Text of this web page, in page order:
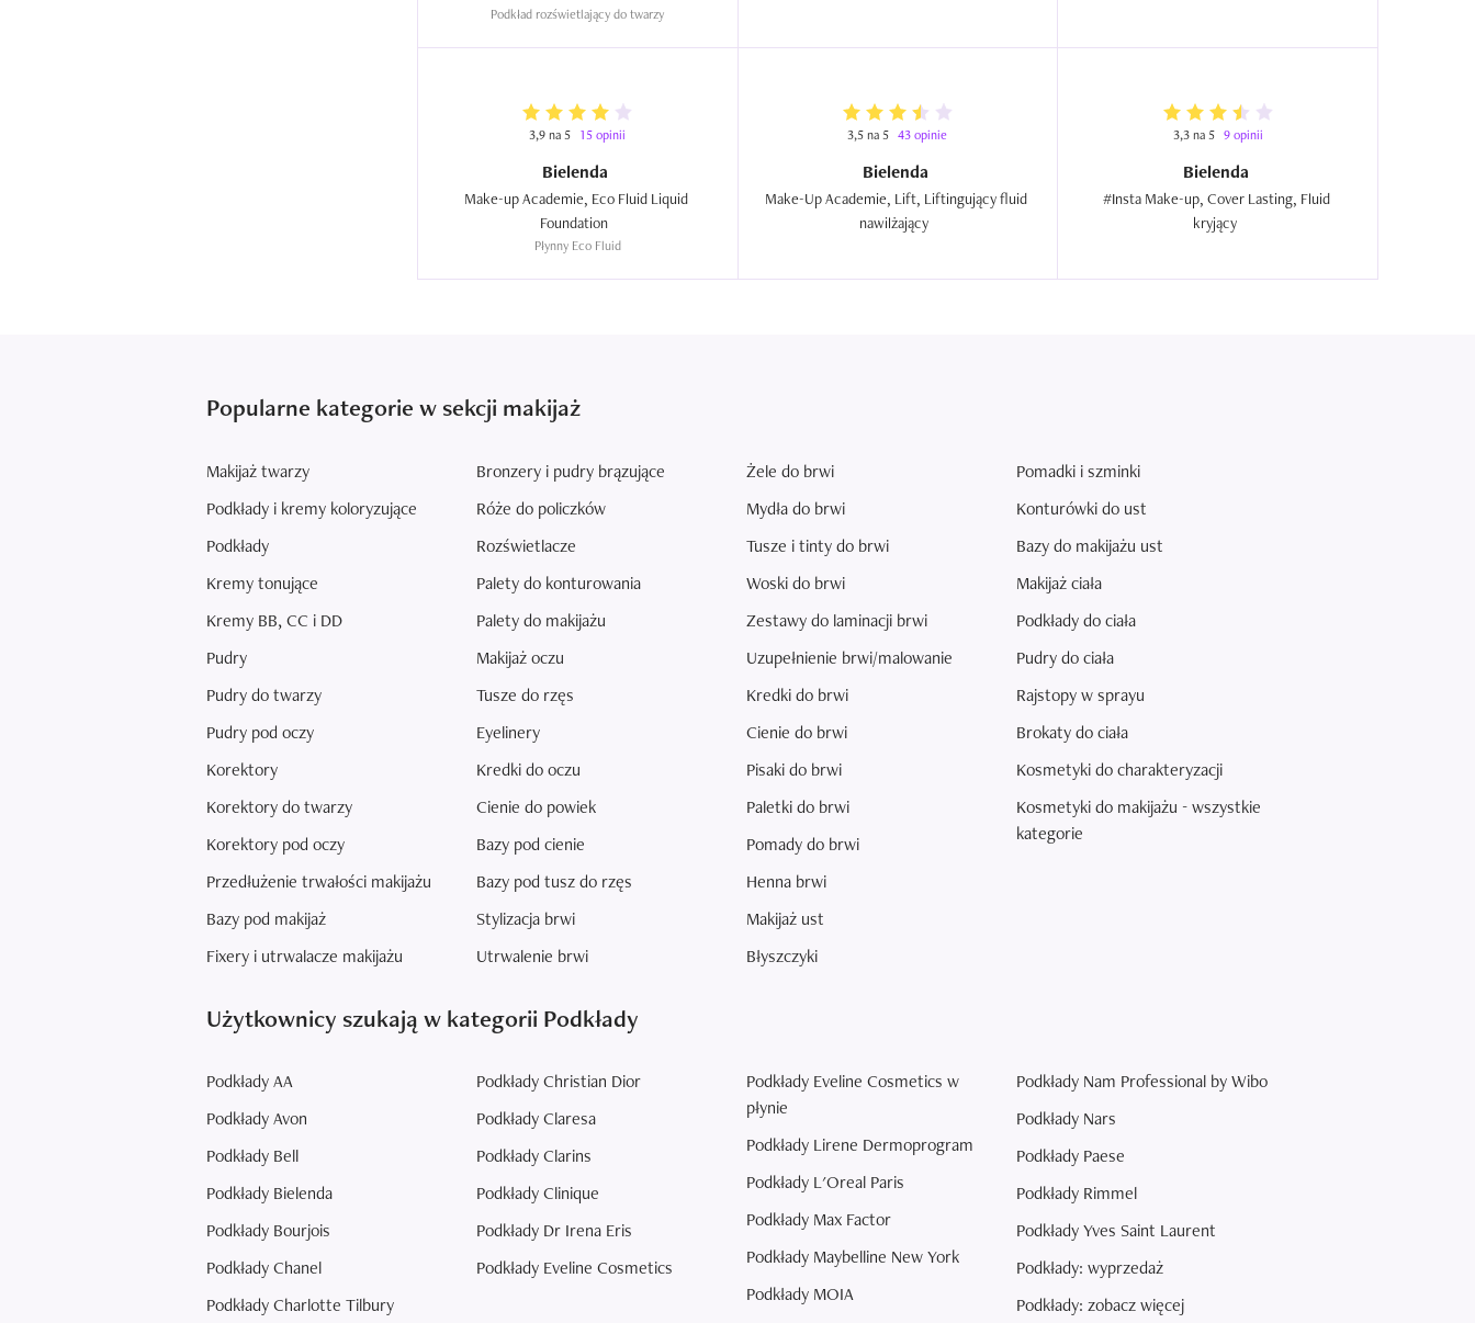
Podkład rozświetlający do twarzy
3,9 na 5 15 opinii
Bielenda
Make-up Academie, Eco Fluid Liquid
Płynny Eco Fluid
3,5 na 5 43 opinie
Bielenda
Make-Up Academie, Lift, Liftingujący fluid
3,3 na 5 9 opinii
Bielenda
#Insta Make-up, Cover Lasting, Fluid
Popularne kategorie w sekcji makijaż
Makijaż twarzy
Podkłady i kremy koloryzujące
Podkłady
Kremy tonujące
Kremy BB, CC i DD
Pudry
Pudry do twarzy
Pudry pod oczy
Korektory
Korektory do twarzy
Korektory pod oczy
Przedłużenie trwałości makijażu
Bazy pod makijaż
Fixery i utrwalacze makijażu
Bronzery i pudry brązujące
Róże do policzków
Rozświetlacze
Palety do konturowania
Palety do makijażu
Makijaż oczu
Tusze do rzęs
Eyelinery
Kredki do oczu
Cienie do powiek
Bazy pod cienie
Bazy pod tusz do rzęs
Stylizacja brwi
Utrwalenie brwi
Żele do brwi
Mydła do brwi
Tusze i tinty do brwi
Woski do brwi
Zestawy do laminacji brwi
Uzupełnienie brwi/malowanie
Kredki do brwi
Cienie do brwi
Pisaki do brwi
Paletki do brwi
Pomady do brwi
Henna brwi
Makijaż ust
Błyszczyki
Pomadki i szminki
Konturówki do ust
Bazy do makijażu ust
Makijaż ciała
Podkłady do ciała
Pudry do ciała
Rajstopy w sprayu
Brokaty do ciała
Kosmetyki do charakteryzacji
Kosmetyki do makijażu - wszystkie
kategorie
Użytkownicy szukają w kategorii Podkłady
Podkłady AA
Podkłady Avon
Podkłady Bell
Podkłady Bielenda
Podkłady Bourjois
Podkłady Chanel
Podkłady Charlotte Tilbury
Podkłady Christian Dior
Podkłady Claresa
Podkłady Clarins
Podkłady Clinique
Podkłady Dr Irena Eris
Podkłady Eveline Cosmetics
Podkłady Eveline Cosmetics w
płynie
Podkłady Lirene Dermoprogram
Podkłady L'Oreal Paris
Podkłady Max Factor
Podkłady Maybelline New York
Podkłady MOIA
Podkłady Nam Professional by Wibo
Podkłady Nars
Podkłady Paese
Podkłady Rimmel
Podkłady Yves Saint Laurent
Podkłady: wyprzedaż
Podkłady: zobacz więcej